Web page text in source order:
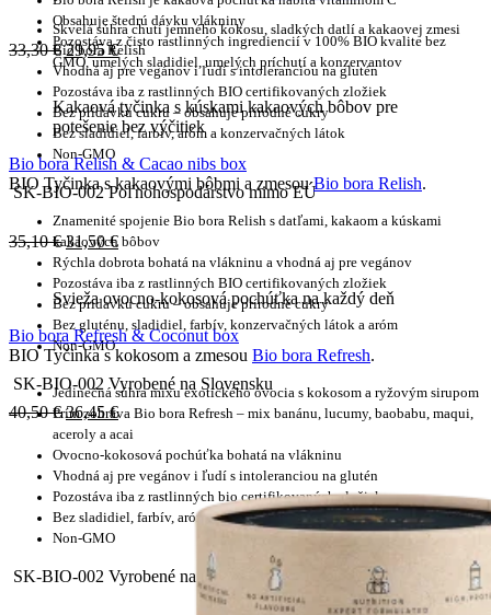
Obsahuje štedrú dávku vlákniny
Pozostáva z čisto rastlinných ingrediencií v 100% BIO kvalite bez
GMO, umelých sladidiel, umelých príchutí a konzervantov
Skvelá súhra chutí jemného kokosu, sladkých datlí a kakaovej zmesi
Bio bora Relish
Vhodná aj pre vegánov i ľudí s intoleranciou na glutén
Pozostáva iba z rastlinných BIO certifikovaných zložiek
Bez prídavku cukru – obsahuje prírodné cukry
Bez sladidiel, farbív, aróm a konzervačných látok
Non-GMO
SK-BIO-002 Poľnohospodárstvo mimo EÚ
33,30€ 29,95€
Kakaová tyčinka s kúskami kakaových bôbov pre
potešenie bez výčitiek
Bio bora Relish & Cacao nibs box
BIO Tyčinka s kakaovými bôbmi a zmesouBio bora Relish.
Znamenité spojenie Bio bora Relish s datľami, kakaom a kúskami
kakaových bôbov
Rýchla dobrota bohatá na vlákninu a vhodná aj pre vegánov
Pozostáva iba z rastlinných BIO certifikovaných zložiek
Bez prídavku cukru – obsahuje prírodné cukry
Bez gluténu, sladidiel, farbív, konzervačných látok a aróm
Non-GMO
SK-BIO-002 Vyrobené na Slovensku
35,10€ 31,50€
Svieža ovocno-kokosová pochúťka na každý deň
Bio bora Refresh & Coconut box
BIO Tyčinka s kokosom a zmesou Bio bora Refresh.
Jedinečná súhra mixu exotického ovocia s kokosom a ryžovým sirupom
Prím zohráva Bio bora Refresh – mix banánu, lucumy, baobabu, maqui,
aceroly a acai
Ovocno-kokosová pochúťka bohatá na vlákninu
Vhodná aj pre vegánov i ľudí s intoleranciou na glutén
Pozostáva iba z rastlinných bio certifikovaných zložiek
Bez sladidiel, farbív, aróm a konzervačných látok
Non-GMO
SK-BIO-002 Vyrobené na Slovensku
40,50€ 36,45€